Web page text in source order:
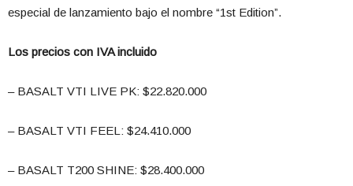
especial de lanzamiento bajo el nombre “1st Edition”.
Los precios con IVA incluido
– BASALT VTI LIVE PK: $22.820.000
– BASALT VTI FEEL: $24.410.000
– BASALT T200 SHINE: $28.400.000